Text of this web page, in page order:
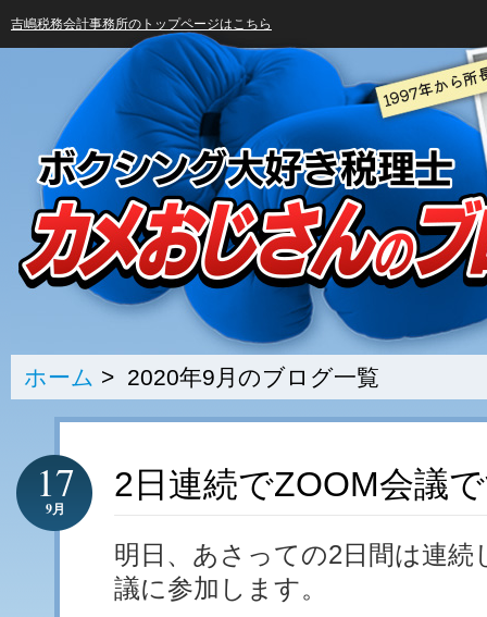
吉嶋税務会計事務所のトップページはこちら
ホーム > 2020年9月のブログ一覧
2日連続でZOOM会議
17
9月
明日、あさっての2日間は連続
議に参加します。